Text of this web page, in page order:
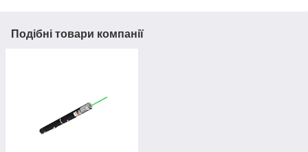
Подібні товари компанії